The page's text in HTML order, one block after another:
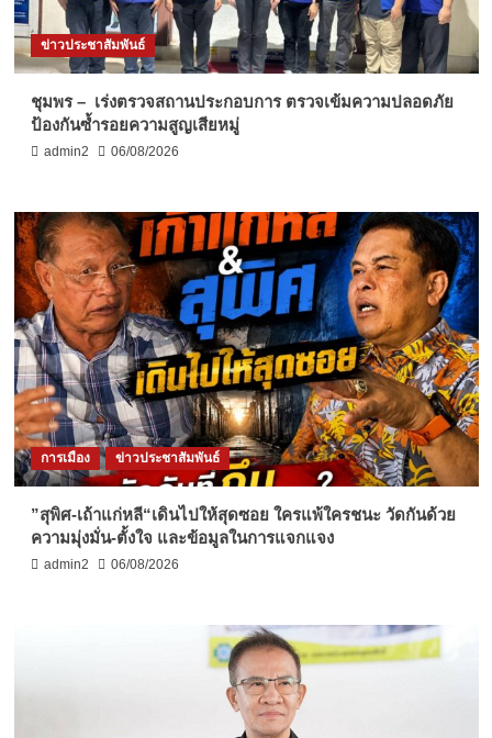
ข่าวประชาสัมพันธ์
ชุมพร – เร่งตรวจสถานประกอบการ ตรวจเข้มความปลอดภัย
ป้องกันซ้ำรอยความสูญเสียหมู่
admin2 06/08/2026
การเมือง ข่าวประชาสัมพันธ์
”สุพิศ-เถ้าแก่หลี“เดินไปให้สุดซอย ใครแพ้ใครชนะ วัดกันด้วย
ความมุ่งมั่น-ตั้งใจ และข้อมูลในการแจกแจง
admin2 06/08/2026